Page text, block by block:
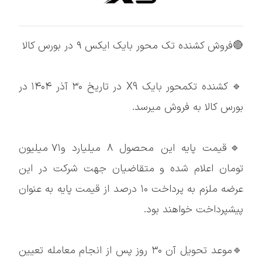
🔴فروش کشنده تک محور بایک ایکس ۹ در بورس کالا
🔹 کشنده تکمحور بایک X9 در تاریخ ۳۰ آذر ۱۴۰۴ در
بورس کالا به فروش میرسد.
🔹قیمت پایه این محصول ۸ میلیارد و۷۱ میلیون
تومان اعلام شده و متقاضیان جهت شرکت در این
عرضه ملزم به پرداخت ۱۰ درصد از قیمت پایه به عنوان
پیشپرداخت خواهند بود.
🔹موعد تحویل آن ۳۰ روز پس از انجام معامله تعیین